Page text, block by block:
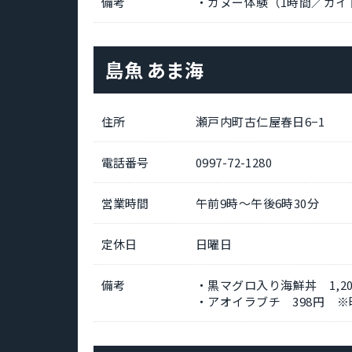
島魚 あま海
住所 瀬戸内町古仁屋春日6−1
電話番号 0997-72-1280
営業時間 午前9時～午後6時30分
定休日 日曜日
備考
・黒マグロ入り海鮮丼
・アオイラブチ 398円 ※